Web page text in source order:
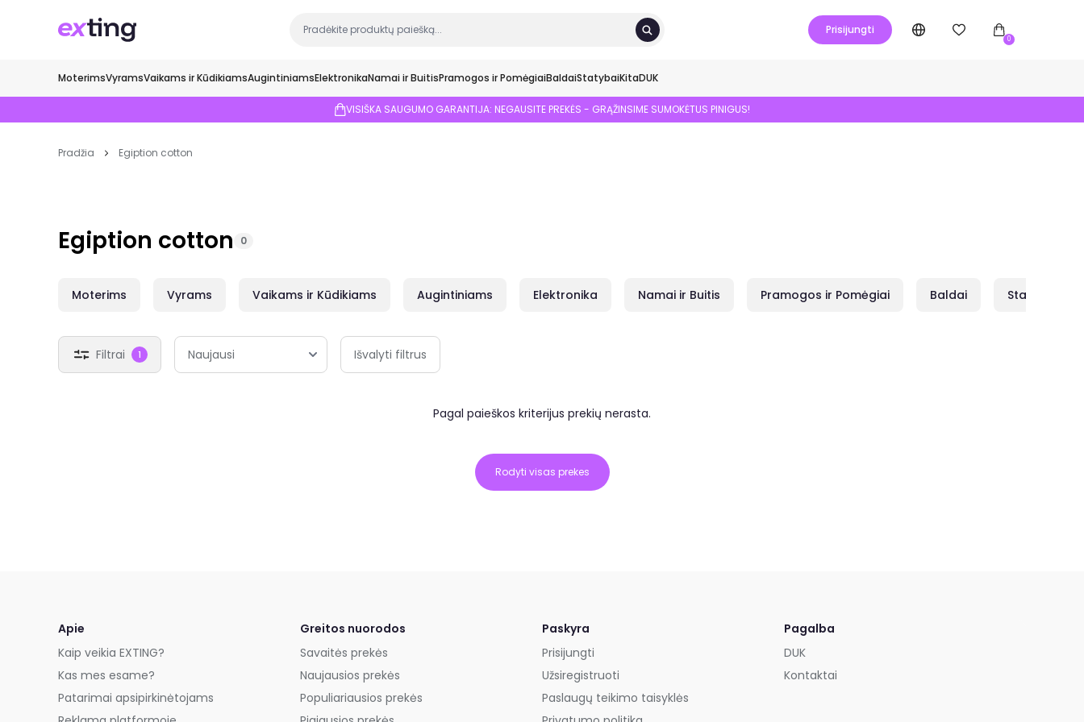
Prisijungti
0
MoterimsVyramsVaikams ir KūdikiamsAugintiniamsElektronikaNamai ir BuitisPramogos ir PomėgiaiBaldaiStatybaiKitaDUK
VISIŠKA SAUGUMO GARANTIJA: NEGAUSITE PREKĖS - GRĄŽINSIME SUMOKĖTUS PINIGUS!
Pradžia Egiption cotton
Egiption cotton 0
Moterims Vyrams Vaikams ir Kūdikiams Augintiniams Elektronika Namai ir Buitis Pramogos ir Pomėgiai Baldai Statybai
Filtrai 1 Išvalyti filtrus
Pagal paieškos kriterijus prekių nerasta.
Rodyti visas prekes
Apie
Kaip veikia EXTING?
Kas mes esame?
Patarimai apsipirkinėtojams
Greitos nuorodos
Savaitės prekės
Naujausios prekės
Populiariausios prekės
Paskyra
Prisijungti
Užsiregistruoti
Paslaugų teikimo taisyklės
Pagalba
DUK
Kontaktai